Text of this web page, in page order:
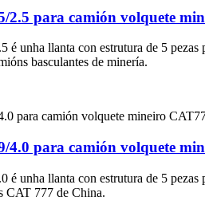
2.5 para camión volquete
é unha llanta con estrutura de 5
basculantes de minería.
4.0 para camión volquete
é unha llanta con estrutura de 5
CAT 777 de China.